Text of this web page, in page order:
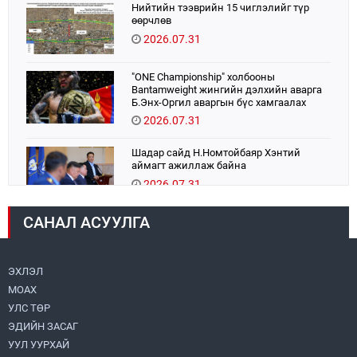
Нийтийн тээврийн 15 чиглэлийг түр
өөрчлөв
2026.07.31
"ONE Championship" холбооны
Bantamweight жингийн дэлхийн аварга
Б.Энх-Оргил аваргын бүс хамгаалах
тулаанаа өнөөдөр хийнэ.
2026.07.31
Шадар сайд Н.Номтойбаяр Хэнтий
аймагт ажиллаж байна
2026.07.31
Авто зам шинээр барина
САНАЛ АСУУЛГА
ЭХЛЭЛ
МОАХ
УЛС ТӨР
ЭДИЙН ЗАСАГ
УУЛ УУРХАЙ